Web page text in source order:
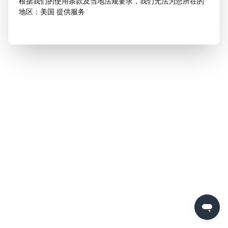
地区：美国 提供服务